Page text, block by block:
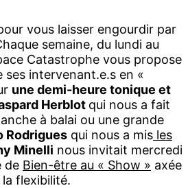
vous laisser engourdir par
semaine, du lundi au
Catastrophe vous propose
ses intervenant.e.s en «
une demi-heure tonique et
Herblot qui nous a fait
à balai ou une grande
Rodrigues qui nous a mis les
Minelli nous invitait mercredi
de Bien-être au « Show » axée
flexibilité.